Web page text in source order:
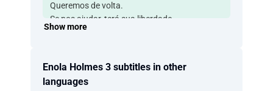
Queremos de volta.
Se nos ajudar, terá sua liberdade.
O nome
UM ANO DEPOIS
Certa vez, li que toda história boa começa
Show more
Enola Holmes 3 subtitles in other
languages